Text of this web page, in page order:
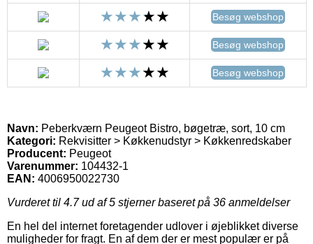
Besøg webshop
Besøg webshop
Besøg webshop
Navn: Peberkværn Peugeot Bistro, bøgetræ, sort, 10 cm
Kategori: Rekvisitter > Køkkenudstyr > Køkkenredskaber
Producent: Peugeot
Varenummer: 104432-1
EAN: 4006950022730
Vurderet til 4.7ud af 5 stjerner baseret på 36 anmeldelser
En hel del internet foretagender udlover i øjeblikket diverse
muligheder for fragt. En af dem der er mest populær er på